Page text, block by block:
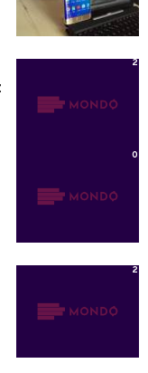
2
0
2